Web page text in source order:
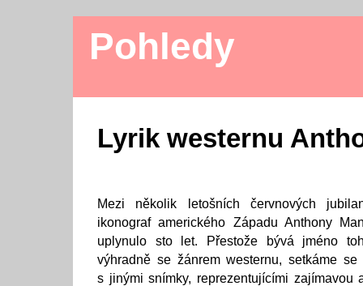
Pohledy
Lyrik westernu
Mezi několik letošních červnových
ikonograf amerického Západu Anthony
uplynulo sto let. Přestože bývá jméno
výhradně se žánrem westernu, setkáme
s jinými snímky, reprezentujícími zajímavou